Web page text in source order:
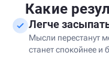
Какие
Легче
Мысли перестанут
станет спокойнее и